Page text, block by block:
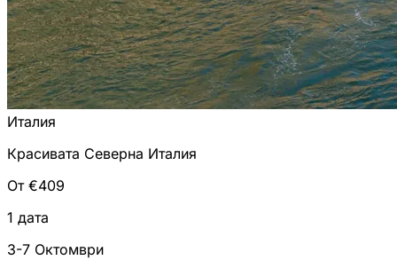
Италия
Красивата Северна Италия
От €409
1 дата
3-7 Октомври